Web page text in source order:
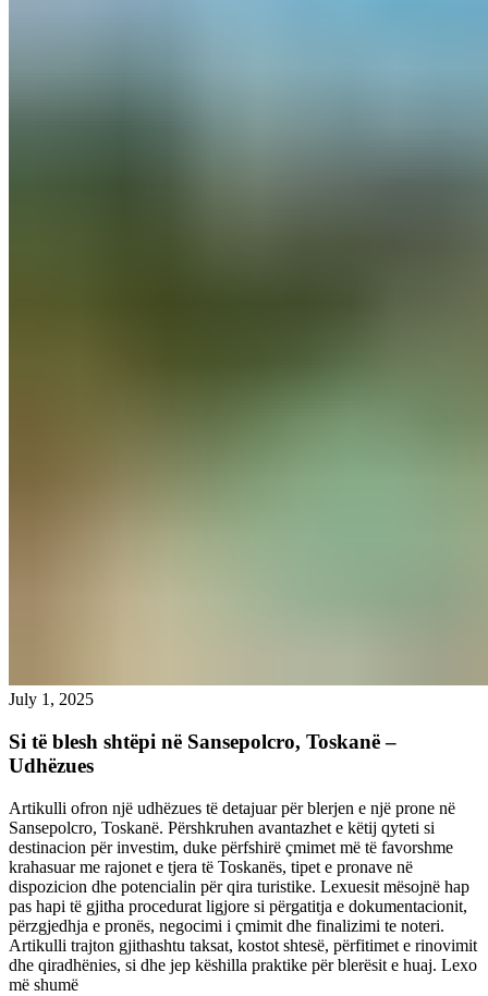
July 1, 2025
Si të blesh shtëpi në Sansepolcro, Toskanë –
Udhëzues
Artikulli ofron një udhëzues të detajuar për blerjen e një prone në
Sansepolcro, Toskanë. Përshkruhen avantazhet e këtij qyteti si
destinacion për investim, duke përfshirë çmimet më të favorshme
krahasuar me rajonet e tjera të Toskanës, tipet e pronave në
dispozicion dhe potencialin për qira turistike. Lexuesit mësojnë hap
pas hapi të gjitha procedurat ligjore si përgatitja e dokumentacionit,
përzgjedhja e pronës, negocimi i çmimit dhe finalizimi te noteri.
Artikulli trajton gjithashtu taksat, kostot shtesë, përfitimet e rinovimit
dhe qiradhënies, si dhe jep këshilla praktike për blerësit e huaj. Lexo
më shumë